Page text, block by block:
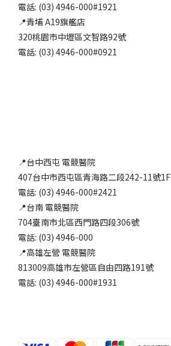
電話: (03) 4946-000#1921
📍青埔 A19旗艦店
320桃園市中壢區文智路92號
電話: (03) 4946-000#0921
📍台中西屯 電競醫院
407台中市西屯區青海路二段242-11號1F
電話: (03) 4946-000#2421
📍台南 電競醫院
704臺南市北區西門路四段306號
電話: (03) 4946-000
📍高雄左營 電競醫院
813009高雄市左營區自由四路191號
電話: (03) 4946-000#1931